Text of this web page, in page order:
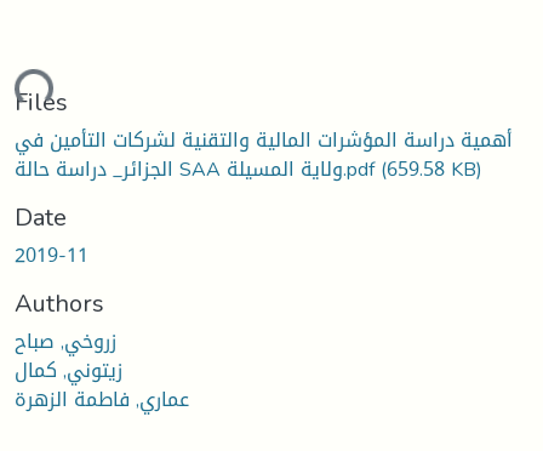
Files
أهمية دراسة المؤشرات المالية والتقنية لشركات التأمين في
الجزائر_ دراسة حالة SAA ولاية المسيلة.pdf(659.58 KB)
Date
2019-11
Authors
زروخي, صباح
زيتوني, كمال
عماري, فاطمة الزهرة